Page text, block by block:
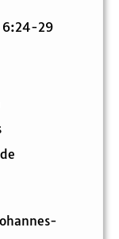
6:24-29